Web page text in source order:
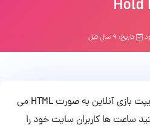
تاریخ: ۹ سال قبل
Hold Position نام یک اسکریپت بازی آنلاین به صورت HTML می
ساعت ها کاربران سایت خود را